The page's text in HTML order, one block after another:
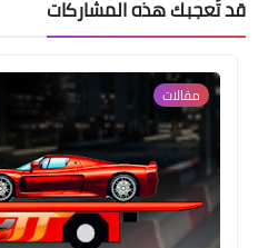
قد تُعجبك هذه المشاركات
مقالات